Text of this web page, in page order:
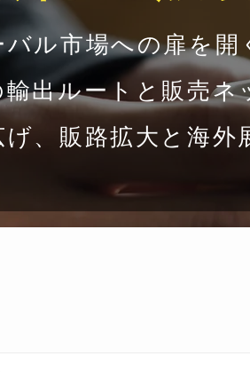
バル市場への扉を開
輸出ルートと販売
、販路拡大と海外